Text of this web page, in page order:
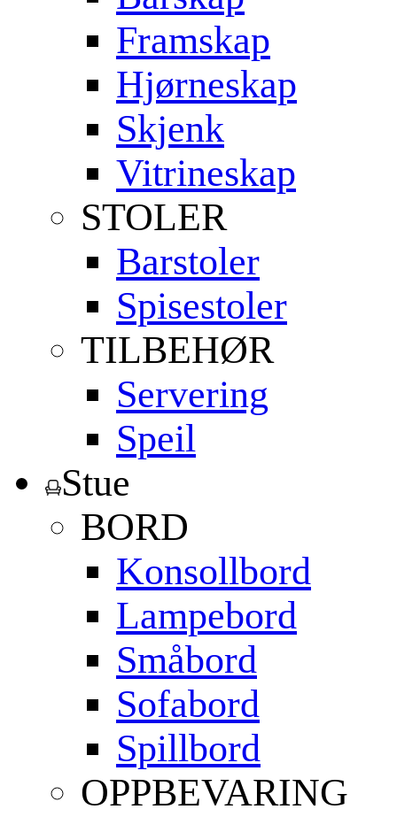
Framskap
Hjørneskap
Skjenk
Vitrineskap
STOLER
Barstoler
Spisestoler
TILBEHØR
Servering
Speil
Stue
BORD
Konsollbord
Lampebord
Småbord
Sofabord
Spillbord
OPPBEVARING